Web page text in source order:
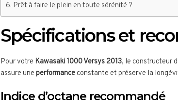
Prêt à faire le plein en toute sérénité ?
Spécifications et
Pour votre Kawasaki 1000 Versys 2013, le constructeur
assure une performance constante et préserve la
Indice d’octane recommandé